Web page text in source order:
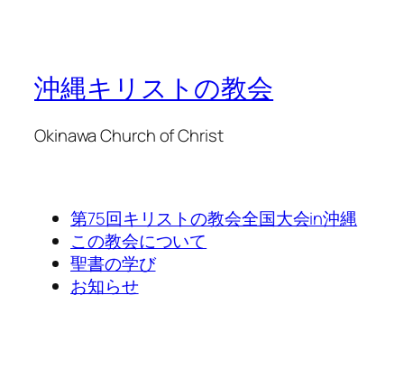
沖縄キリストの教会
Okinawa Church of Christ
第75回キリストの教会全国大会in沖縄
この教会について
聖書の学び
お知らせ